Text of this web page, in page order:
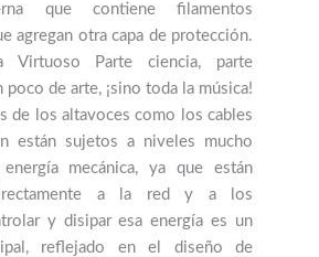
que contiene filamentos
agregan otra capa de protección.
Virtuoso Parte ciencia, parte
poco de arte, ¡sino toda la música!
de los altavoces como los cables
están sujetos a niveles mucho
mecánica, ya que están
a la red y a los
y disipar esa energía es un
reflejado en el diseño de